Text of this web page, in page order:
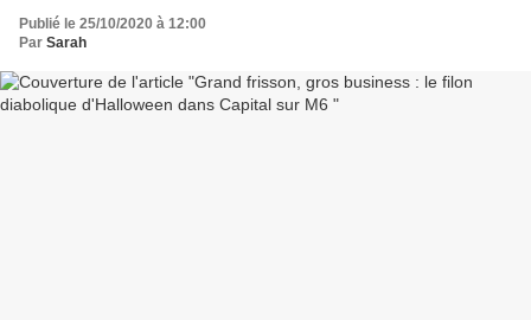
Publié le 25/10/2020 à 12:00
Par Sarah